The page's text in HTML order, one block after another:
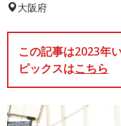
大阪府
この記事は2023年
ピックスはこちら